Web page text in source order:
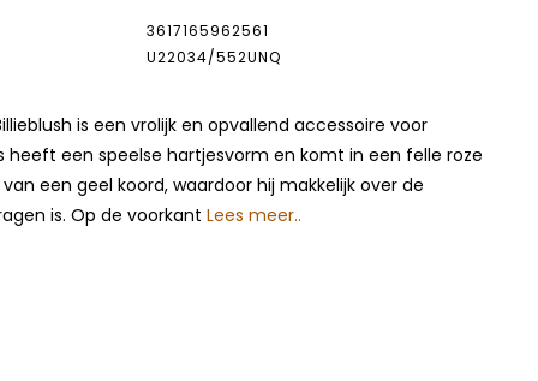
3617165962561
U22034/552UNQ
is een vrolijk en opvallend accessoire voor
heeft een speelse hartjesvorm en komt in een felle roze
een geel koord, waardoor hij makkelijk over de
is. Op de voorkant Lees meer..